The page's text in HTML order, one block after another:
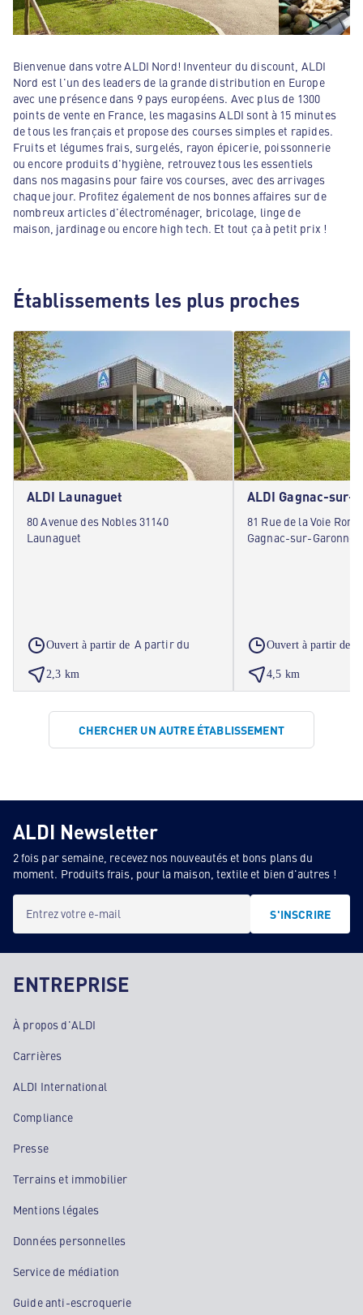
Bienvenue dans votre ALDI Nord! Inventeur du discount, ALDI
Nord est l'un des leaders de la grande distribution en Europe
avec une présence dans 9 pays européens. Avec plus de 1300
points de vente en France, les magasins ALDI sont à 15 minutes
de tous les français et propose des courses simples et rapides.
Fruits et légumes frais, surgelés, rayon épicerie, poissonnerie
ou encore produits d'hygiène, retrouvez tous les essentiels
dans nos magasins pour faire vos courses, avec des arrivages
chaque jour. Profitez également de nos bonnes affaires sur de
nombreux articles d'électroménager, bricolage, linge de
maison, jardinage ou encore high tech. Et tout ça à petit prix !
Établissements les plus proches
ALDI Launaguet
80 Avenue des Nobles 31140
Launaguet
Ouvert à partir de A partir du
2,3 km
ALDI Gagnac-sur-
81 Rue de la Voie
Gagnac-sur-Garonne
Ouvert à partir de
4,5 km
CHERCHER UN AUTRE ÉTABLISSEMENT
ALDI Newsletter
2 fois par semaine, recevez nos nouveautés et bons plans du
moment. Produits frais, pour la maison, textile et bien d'autres !
Entrez votre e-mail S'INSCRIRE
ENTREPRISE
À propos d'ALDI
Carrières
ALDI International
Compliance
Presse
Terrains et immobilier
Mentions légales
Données personnelles
Service de médiation
Guide anti-escroquerie